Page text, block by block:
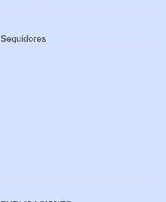
Seguidores